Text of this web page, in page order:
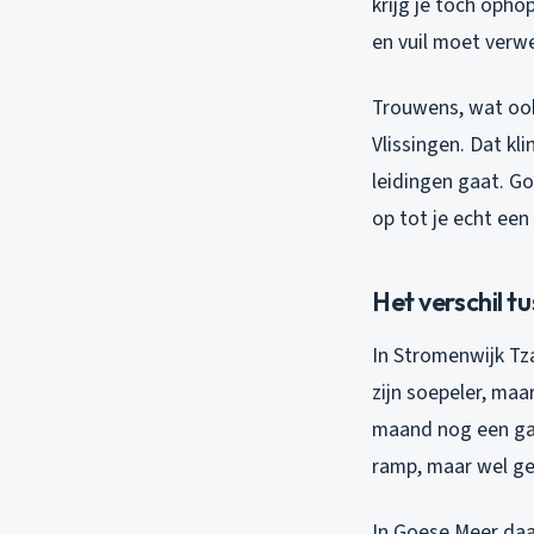
en vuil moet
Trouwens, wat
Vlissingen. Dat
leidingen gaat.
op tot je echt
Het verschil
In Stromenwijk
zijn soepeler,
maand nog een
ramp, maar wel